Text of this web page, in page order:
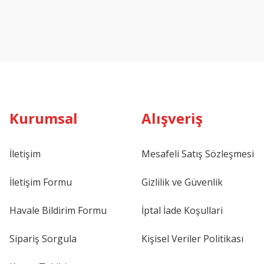
Kurumsal
İletişim
İletişim Formu
Havale Bildirim Formu
Sipariş Sorgula
Alışveriş
Mesafeli Satış Sözleşmesi
Gizlilik ve Güvenlik
İptal İade Koşullari
Kişisel Veriler Politikası